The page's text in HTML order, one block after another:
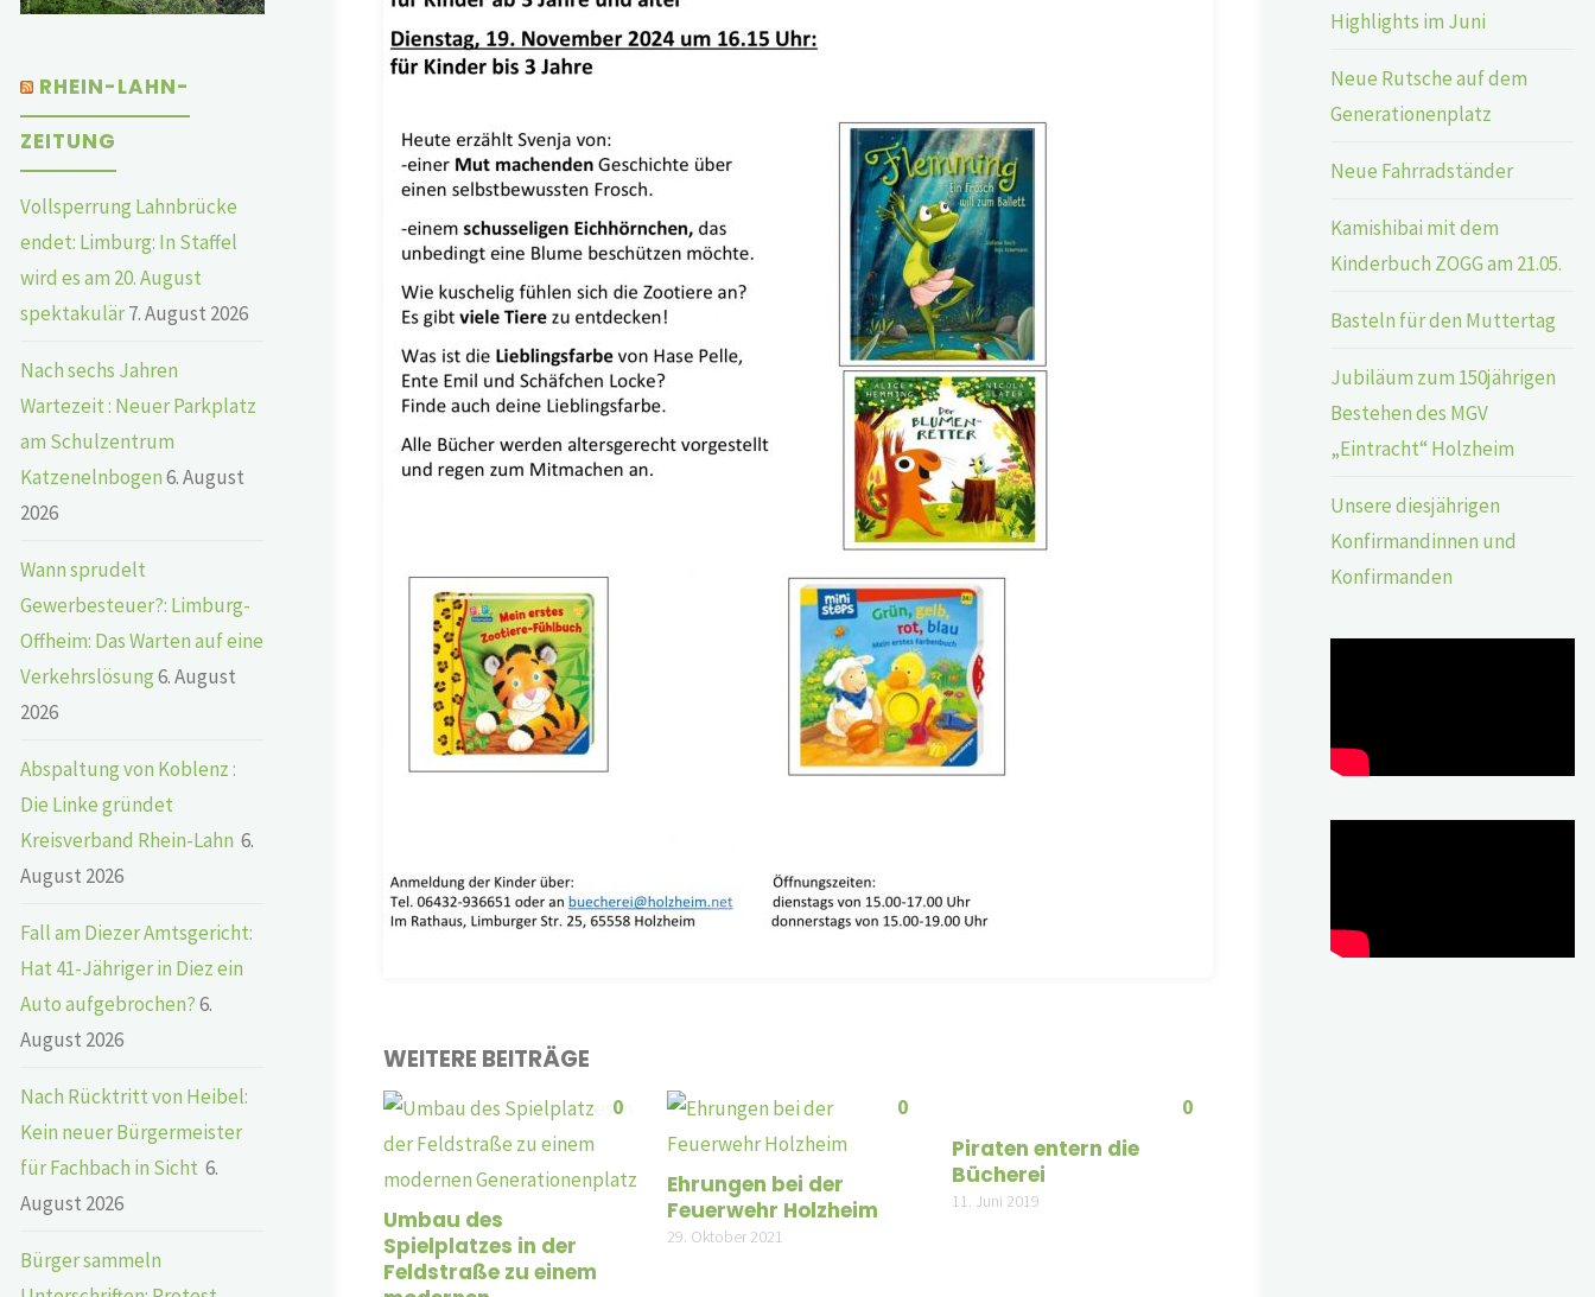
WEITERE BEITRÄGE
0
Umbau des
Spielplatzes in der
Feldstraße zu einem
0
Ehrungen bei der
Feuerwehr Holzheim
29. Oktober 2021
0
Piraten entern die
Bücherei
11. Juni 2019
RHEIN-LAHN-
ZEITUNG
Vollsperrung Lahnbrücke
endet: Limburg: In Staffel
wird es am 20. August
spektakulär7. August 2026
Nach sechs Jahren
Wartezeit : Neuer Parkplatz
am Schulzentrum
Katzenelnbogen6. August
2026
Wann sprudelt
Gewerbesteuer?: Limburg-
Offheim: Das Warten auf eine
Verkehrslösung6. August
2026
Abspaltung von Koblenz :
Die Linke gründet
Kreisverband Rhein-Lahn 6.
August 2026
Fall am Diezer Amtsgericht:
Hat 41-Jähriger in Diez ein
Auto aufgebrochen?6.
August 2026
Nach Rücktritt von Heibel:
Kein neuer Bürgermeister
für Fachbach in Sicht 6.
August 2026
Bürger sammeln
Highlights im Juni
Neue Rutsche auf dem
Generationenplatz
Neue Fahrradständer
Kamishibai mit dem
Kinderbuch ZOGG am 21.05.
Basteln für den Muttertag
Jubiläum zum 150jährigen
Bestehen des MGV
„Eintracht“ Holzheim
Unsere diesjährigen
Konfirmandinnen und
Konfirmanden